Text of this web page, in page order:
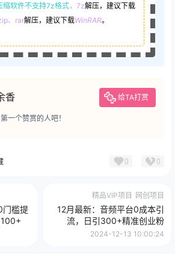
缩软件不支持7z格式，7z解压，建议下载
、rar解压，建议下载WinRAR。
香 给TA打赏
一个赞赏的人吧！
0 0
门槛提
精品VIP项目 网创项目
12月最新：音频平台0成本引
流，日引300+精准创业粉
2024-12-13 10:00:24